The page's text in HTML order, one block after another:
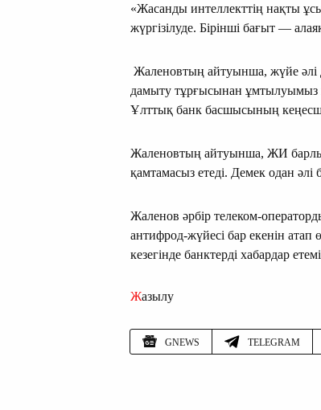
«Жасанды интеллекттің нақты
жүргізілуде. Бірінші бағыт —
Жаленовтың айтуынша, жүйе әлі
дамыту тұрғысынан
Ұлттық банк басшысының
Жаленовтың айтуынша, ЖИ
қамтамасыз етеді. Демек одан әлі
Жаленов әрбір телеком-
антифрод-жүйесі бар екенін атап
кезегінде банктерді хабардар
Жазылу
GNEWS TELEGRAM